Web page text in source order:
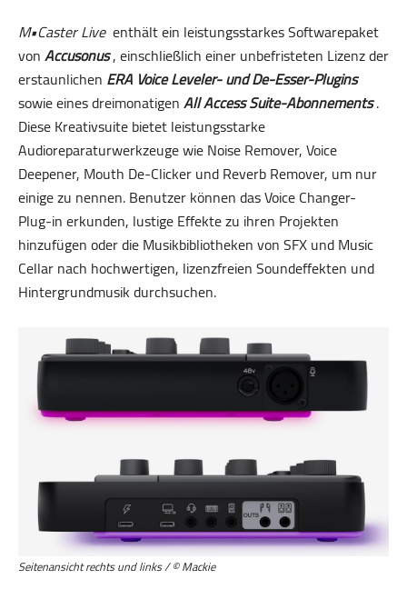
M•Caster Liveenthält ein leistungsstarkes Softwarepaket
vonAccusonus, einschließlich einer unbefristeten Lizenz der
erstaunlichen ERA Voice Leveler- und De-Esser-Plugins
sowie eines dreimonatigenAll Access Suite-Abonnements.
Diese Kreativsuite bietet leistungsstarke
Audioreparaturwerkzeuge wie Noise Remover, Voice
Deepener, Mouth De-Clicker und Reverb Remover, um nur
einige zu nennen. Benutzer können das Voice Changer-
Plug-in erkunden, lustige Effekte zu ihren Projekten
hinzufügen oder die Musikbibliotheken von SFX und Music
Cellar nach hochwertigen, lizenzfreien Soundeffekten und
Hintergrundmusik durchsuchen.
Seitenansicht rechts und links / © Mackie